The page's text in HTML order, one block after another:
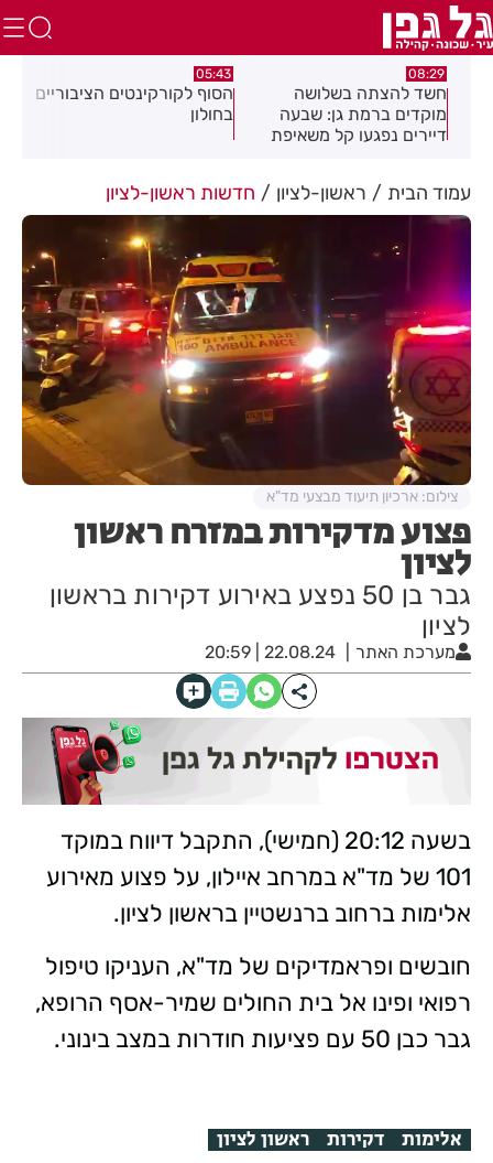
08:29
חשד להצתה בשלושה
מוקדים ברמת גן: שבעה
דיירים נפגעו קל משאיפת
05:43
הסוף לקורקינטים הציבוריים
בחולון
עמוד הבית ראשון-לציון חדשות ראשון-לציון
פצוע מדקירות במזרח ראשון
לציון
גבר בן 50 נפצע באירוע דקירות בראשון
לציון
מערכת האתר 22.08.24 | 20:59
צילום: ארכיון תיעוד מבצעי מד"א
בשעה 20:12 (חמישי), התקבל דיווח במוקד
101 של מד"א במרחב איילון, על פצוע מאירוע
אלימות ברחוב ברנשטיין בראשון לציון.
חובשים ופראמדיקים של מד"א, העניקו טיפול
רפואי ופינו אל בית החולים שמיר-אסף הרופא,
גבר כבן 50 עם פציעות חודרות במצב בינוני.
אלימות דקירות ראשון לציון